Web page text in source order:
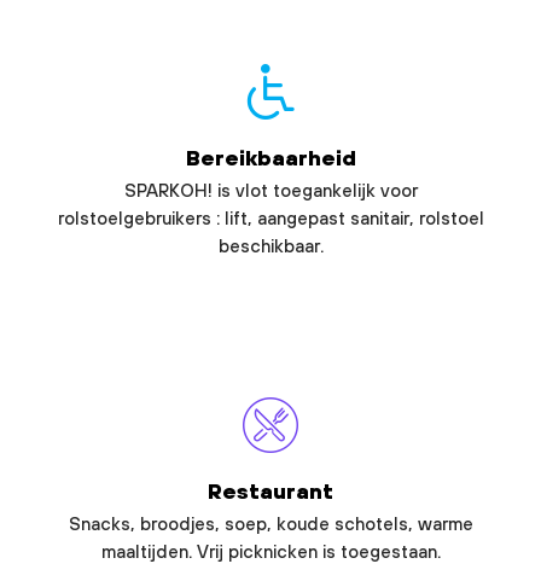
Bereikbaarheid
SPARKOH! is vlot toegankelijk voor
rolstoelgebruikers : lift, aangepast sanitair, rolstoel
beschikbaar.
Restaurant
Snacks, broodjes, soep, koude schotels, warme
maaltijden. Vrij picknicken is toegestaan.